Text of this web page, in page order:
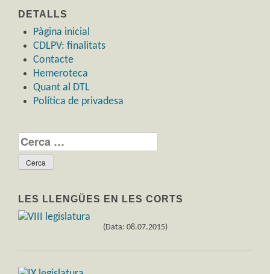
DETALLS
Pàgina inicial
CDLPV: finalitats
Contacte
Hemeroteca
Quant al DTL
Política de privadesa
Cerca:
LES LLENGÜES EN LES CORTS
(Data: 08.07.2015)